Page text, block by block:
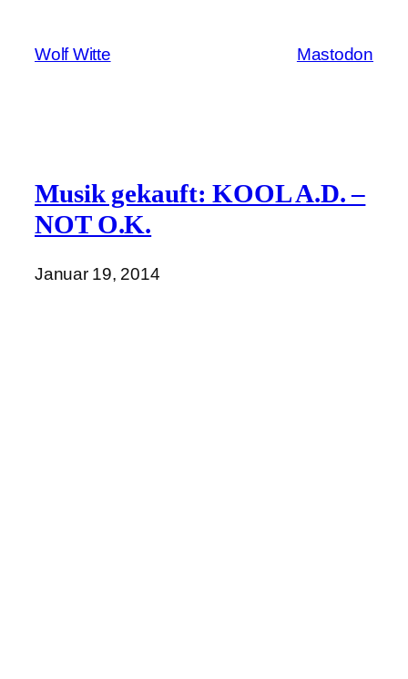
springen
Wolf Witte Mastodon
Musik gekauft: KOOL A.D. –
NOT O.K.
Januar 19, 2014